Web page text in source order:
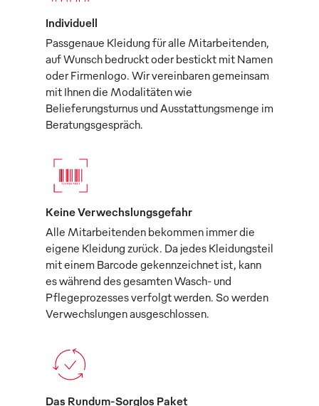
Individuell
Passgenaue Kleidung für alle Mitarbeitenden,
auf Wunsch bedruckt oder bestickt mit Namen
oder Firmenlogo. Wir vereinbaren gemeinsam
mit Ihnen die Modalitäten wie
Belieferungsturnus und Ausstattungsmenge im
Beratungsgespräch.
Keine Verwechslungsgefahr
Alle Mitarbeitenden bekommen immer die
eigene Kleidung zurück. Da jedes Kleidungsteil
mit einem Barcode gekennzeichnet ist, kann
es während des gesamten Wasch- und
Pflegeprozesses verfolgt werden. So werden
Verwechslungen ausgeschlossen.
Das Rundum-Sorglos Paket